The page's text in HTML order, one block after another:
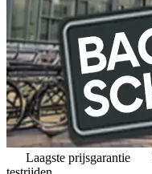
Laagste prijsgarantie